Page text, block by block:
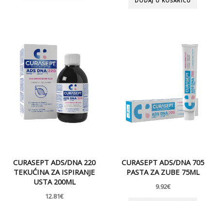
CURASEPT ADS/DNA 220
TEKUĆINA ZA ISPIRANJE
USTA 200ML
12.81€
CURASEPT ADS/DNA 705
PASTA ZA ZUBE 75ML
9.92€